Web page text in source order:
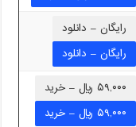
رایگان – دانلود
۵۹,۰۰۰ ریال – خرید